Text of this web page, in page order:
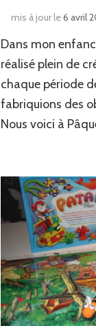
mis à jour le6 avril
Dans mon
réalisé plein de
chaque période
fabriquions des
Nous voici à